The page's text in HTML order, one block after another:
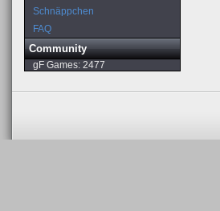
Schnäppchen
FAQ
Community
gF Games: 2477